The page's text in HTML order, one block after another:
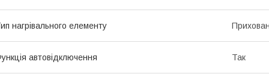
нагрівального елементу
автовідключення Так